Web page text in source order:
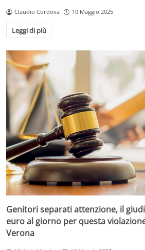
Claudio Cordova 10 Maggio 2025
Leggi di più
Genitori separati attenzione, il
euro al giorno per questa
Verona